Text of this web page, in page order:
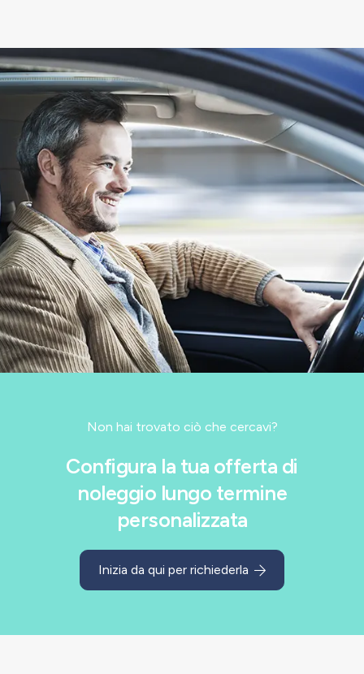
Non hai trovato ciò che cercavi?
Configura la tua offerta di
noleggio lungo termine
personalizzata
Inizia da qui per richiederla